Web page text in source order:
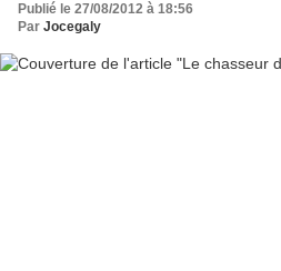
Publié le 27/08/2012 à 18:56
Par Jocegaly